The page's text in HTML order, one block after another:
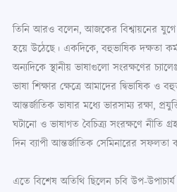
তিনি আরও বলেন, আজকের বিশ্বায়নের যুগে
হয়ে উঠেছে। একদিকে, বহুভাষিক দক্ষতা
অন্যদিকে স্থানীয় ভাষাগুলো সংরক্ষণের
ভাষা শিক্ষার ক্ষেত্রে আমাদের দ্বিভাষিক ও
আন্তর্জাতিক ভাষার মধ্যে ভারসাম্য রক্ষা,
ঘটানো ও ভাষাগত বৈচিত্র্য সংরক্ষণে নীতি
দিন ব্যাপী আন্তর্জাতিক সেমিনারের সফলতা
এতে বিশেষ অতিথি ছিলেন চবি উপ-